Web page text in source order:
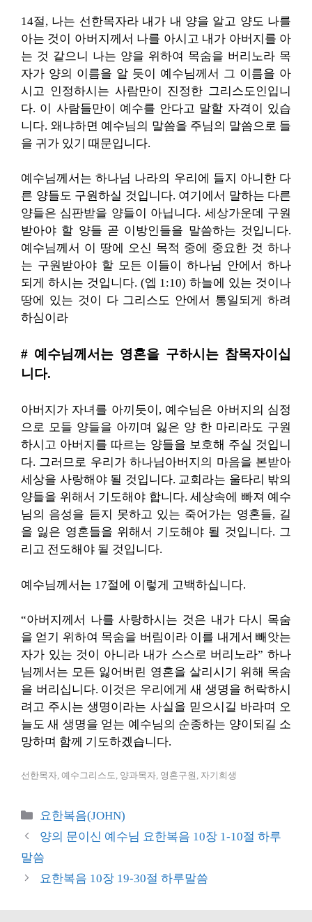
14절, 나는 선한목자라 내가 내 양을 알고 양도 나를
아는 것이 아버지께서 나를 아시고 내가 아버지를 아
는 것 같으니 나는 양을 위하여 목숨을 버리노라 목
자가 양의 이름을 알 듯이 예수님께서 그 이름을 아
시고 인정하시는 사람만이 진정한 그리스도인입니
다. 이 사람들만이 예수를 안다고 말할 자격이 있습
니다. 왜냐하면 예수님의 말씀을 주님의 말씀으로 들
을 귀가 있기 때문입니다.
예수님께서는 하나님 나라의 우리에 들지 아니한 다
른 양들도 구원하실 것입니다. 여기에서 말하는 다른
양들은 심판받을 양들이 아닙니다. 세상가운데 구원
받아야 할 양들 곧 이방인들을 말씀하는 것입니다.
예수님께서 이 땅에 오신 목적 중에 중요한 것 하나
는 구원받아야 할 모든 이들이 하나님 안에서 하나
되게 하시는 것입니다. (엡 1:10) 하늘에 있는 것이나
땅에 있는 것이 다 그리스도 안에서 통일되게 하려
하심이라
# 예수님께서는 영혼을 구하시는 참목자이십
니다.
아버지가 자녀를 아끼듯이, 예수님은 아버지의 심정
으로 모들 양들을 아끼며 잃은 양 한 마리라도 구원
하시고 아버지를 따르는 양들을 보호해 주실 것입니
다. 그러므로 우리가 하나님아버지의 마음을 본받아
세상을 사랑해야 될 것입니다. 교회라는 울타리 밖의
양들을 위해서 기도해야 합니다. 세상속에 빠져 예수
님의 음성을 듣지 못하고 있는 죽어가는 영혼들, 길
을 잃은 영혼들을 위해서 기도해야 될 것입니다. 그
리고 전도해야 될 것입니다.
예수님께서는 17절에 이렇게 고백하십니다.
“아버지께서 나를 사랑하시는 것은 내가 다시 목숨
을 얻기 위하여 목숨을 버림이라 이를 내게서 빼앗는
자가 있는 것이 아니라 내가 스스로 버리노라” 하나
님께서는 모든 잃어버린 영혼을 살리시기 위해 목숨
을 버리십니다. 이것은 우리에게 새 생명을 허락하시
려고 주시는 생명이라는 사실을 믿으시길 바라며 오
늘도 새 생명을 얻는 예수님의 순종하는 양이되길 소
망하며 함께 기도하겠습니다.
선한목자, 예수그리스도, 양과목자, 영혼구원, 자기희생
카
테
리
요한복음(JOHN)
양의 문이신 예수님 요한복음 10장 1-10절 하루
말씀
요한복음 10장 19-30절 하루말씀